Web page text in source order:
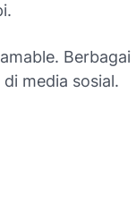
Berbagai
media sosial.